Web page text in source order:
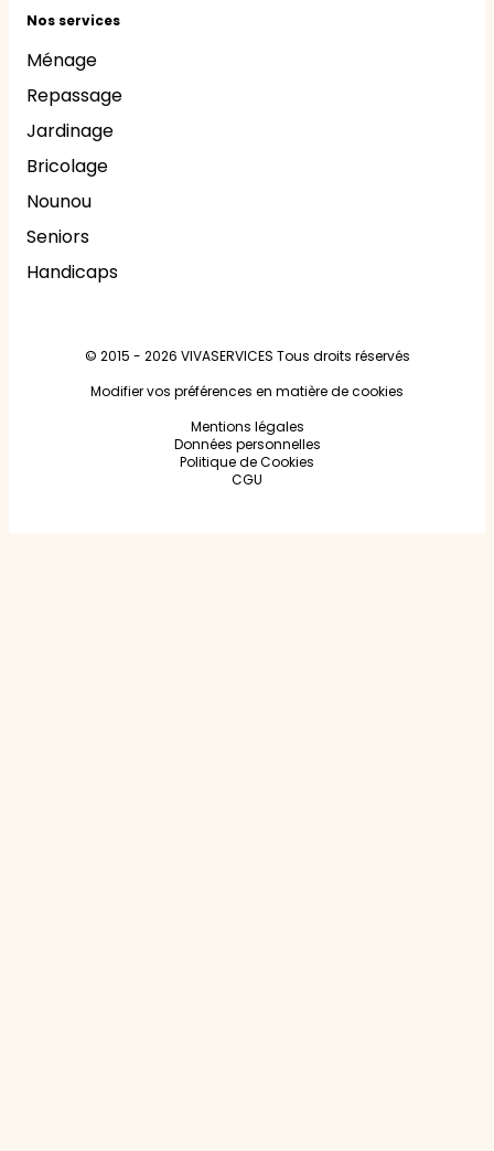
Nos services
Ménage
Repassage
Jardinage
Bricolage
Nounou
Seniors
Handicaps
© 2015 - 2026 VIVASERVICES Tous droits réservés
Modifier vos préférences en matière de cookies
Mentions légales
Données personnelles
Politique de Cookies
CGU